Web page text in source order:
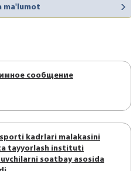
ma'lumot
сообщение
kаdrlаri mаlаkаsini
tаyyorlаsh instituti
sоаtbаy аsоsidа